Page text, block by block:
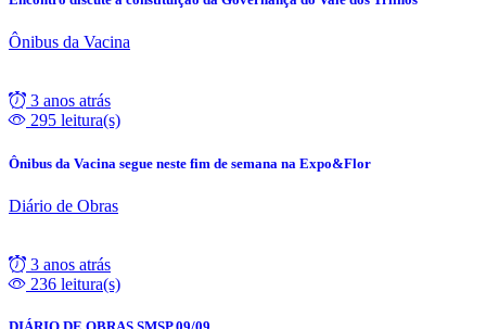
Ônibus da Vacina
3 anos atrás
295 leitura(s)
Ônibus da Vacina segue neste fim de semana na Expo&Flor
Diário de Obras
3 anos atrás
236 leitura(s)